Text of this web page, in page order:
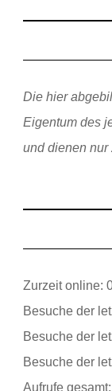
Die hier
Eigentum des
und dienen nur
Zurzeit online:
Besuche der
Besuche der
Besuche der
Aufrufe gesamt: